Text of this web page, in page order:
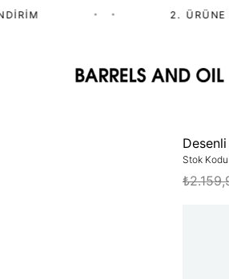
2.⁠ ⁠ÜRÜNE
Stok Kodu